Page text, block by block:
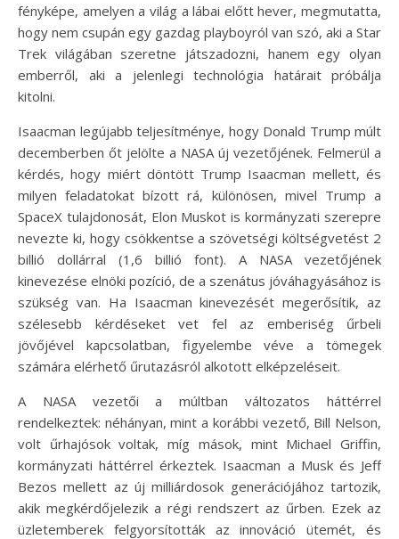
fényképe, amelyen a világ a lábai előtt hever, megmutatta,
hogy nem csupán egy gazdag playboyról van szó, aki a Star
Trek világában szeretne játszadozni, hanem egy olyan
emberről, aki a jelenlegi technológia határait próbálja
kitolni.
Isaacman legújabb teljesítménye, hogy Donald Trump múlt
decemberben őt jelölte a NASA új vezetőjének. Felmerül a
kérdés, hogy miért döntött Trump Isaacman mellett, és
milyen feladatokat bízott rá, különösen, mivel Trump a
SpaceX tulajdonosát, Elon Muskot is kormányzati szerepre
nevezte ki, hogy csökkentse a szövetségi költségvetést 2
billió dollárral (1,6 billió font). A NASA vezetőjének
kinevezése elnöki pozíció, de a szenátus jóváhagyásához is
szükség van. Ha Isaacman kinevezését megerősítik, az
szélesebb kérdéseket vet fel az emberiség űrbeli
jövőjével kapcsolatban, figyelembe véve a tömegek
számára elérhető űrutazásról alkotott elképzeléseit.
A NASA vezetői a múltban változatos háttérrel
rendelkeztek: néhányan, mint a korábbi vezető, Bill Nelson,
volt űrhajósok voltak, míg mások, mint Michael Griffin,
kormányzati háttérrel érkeztek. Isaacman a Musk és Jeff
Bezos mellett az új milliárdosok generációjához tartozik,
akik megkérdőjelezik a régi rendszert az űrben. Ezek az
üzletemberek felgyorsították az innováció ütemét, és